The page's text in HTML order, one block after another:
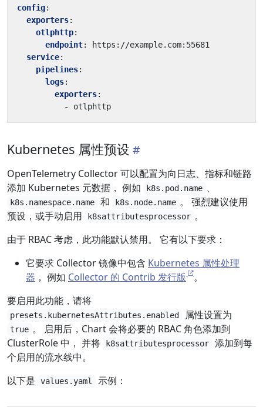
config:
exporters:
otlphttp:
endpoint:
https://example.com:55681
service:
pipelines:
logs:
exporters:
- otlphttp
Kubernetes 属性预设
OpenTelemetry Collector 可以配置为向日志、指标和链路
添加 Kubernetes 元数据， 例如
k8s.pod.name 、
k8s.namespace.name 和 k8s.node.name 。 强烈建议使用
预设，或手动启用
k8sattributesprocessor 。
由于 RBAC 考虑，此功能默认禁用。 它有以下要求：
它要求 Collector 镜像中包含 Kubernetes 属性处理
器 ， 例如 Collector 的 Contrib 发行版
。
要启用此功能，请将
presets.kubernetesAttributes.enabled 属性设置为
true 。 启用后，Chart 会将必要的 RBAC 角色添加到
ClusterRole 中， 并将
k8sattributesprocessor
添加到每
个启用的流水线中。
以下是
values.yaml 示例：